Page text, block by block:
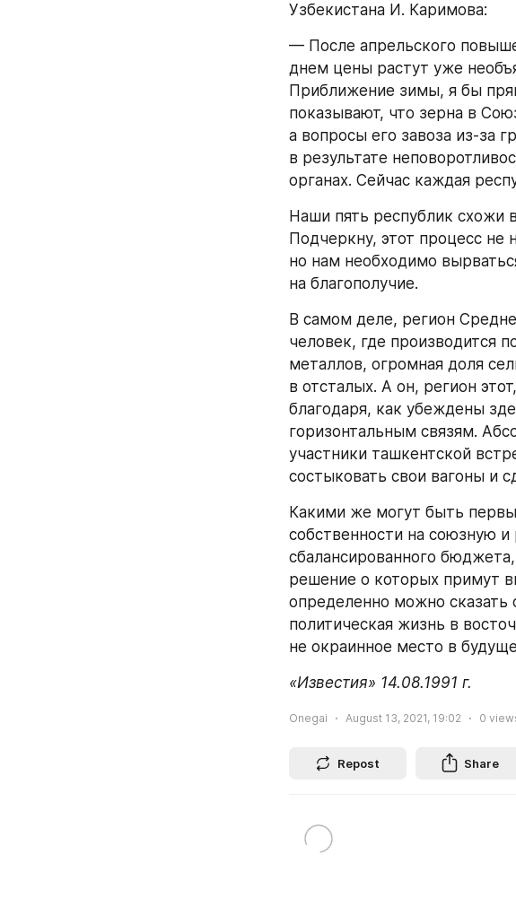
Узбекистана И. Каримова:
— После апрельского
днем цены растут уже
Приближение зимы, я бы
показывают, что зерна в
а вопросы его завоза из-за
в результате
органах. Сейчас каждая
Наши пять республик схожи
Подчеркну, этот процесс не
но нам необходимо
на благополучие.
В самом деле, регион
человек, где производится
металлов, огромная доля
в отсталых. А он, регион
благодаря, как убеждены
горизонтальным связям.
участники ташкентской
состыковать свои вагоны и
Какими же могут быть
собственности на союзную
сбалансированного
решение о которых примут
определенно можно сказать
политическая жизнь в
не окраинное место в
«Известия» 14.08.1991 г.
Onegai August 13, 2021, 19:02 0
Repost Share